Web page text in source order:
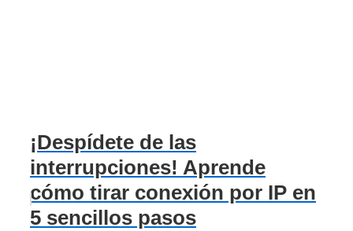
¡Despídete de las
interrupciones! Aprende
cómo tirar conexión por IP en
5 sencillos pasos